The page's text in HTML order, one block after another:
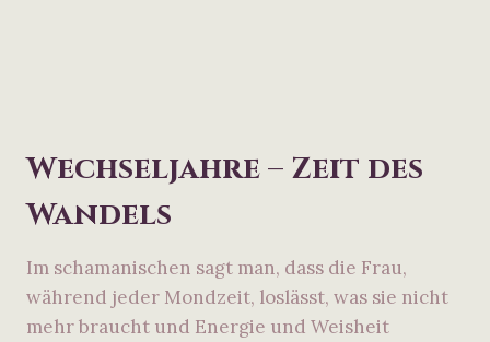
Wechseljahre – Zeit des
Wandels
Im schamanischen sagt man, dass die Frau,
während jeder Mondzeit, loslässt, was sie nicht
mehr braucht und Energie und Weisheit